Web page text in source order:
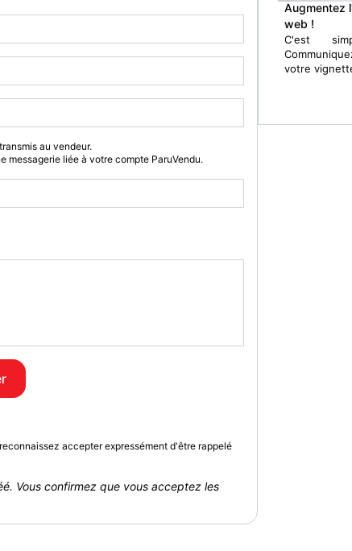
au vendeur.
messagerie liée à votre compte ParuVendu.
accepter expressément d'être rappelé
Vous confirmez que vous acceptez les
Augmentez
web !
C'est
votre